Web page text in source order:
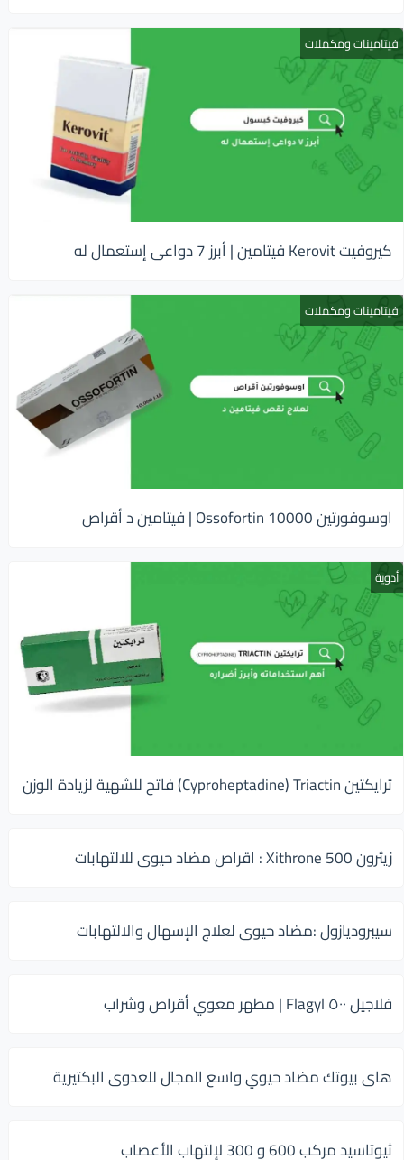
فيتامينات ومكملات
كيروفيت Kerovit فيتامين | أبرز 7 دواعى إستعمال له
فيتامينات ومكملات
اوسوفورتين 10000 Ossofortin | فيتامين د أقراص
أدوية
ترايكتين Cyproheptadine) Triactin) فاتح للشهية لزيادة الوزن
زيثرون 500 Xithrone : اقراص مضاد حيوى للالتهابات
سيبروديازول :مضاد حيوى لعلاج الإسهال والالتهابات
فلاجيل ٥٠٠ Flagyl | مطهر معوي أقراص وشراب
هاى بيوتك مضاد حيوي واسع المجال للعدوى البكتيرية
ثيوتاسيد مركب 600 و 300 لإلتهاب الأعصاب